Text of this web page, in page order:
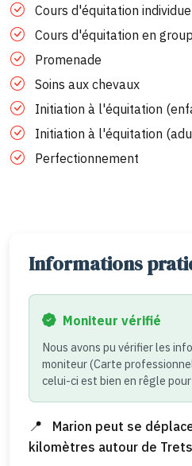
Cours d'équitation
Cours d'équitation en
Promenade
Soins aux chevaux
Initiation à l'équitation
Initiation à l'équitation
Perfectionnement
Informations
Moniteur vérifié
Nous avons pu vérifier les
moniteur (Carte
celui-ci est bien en rêgle
Marion peut se
kilomètres autour de